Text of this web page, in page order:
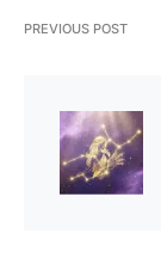
PREVIOUS POST